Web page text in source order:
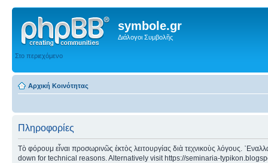
symbole.gr
Διάλογοι Συμβολῆς
Στο περιεχόμενο
Αρχική Κοινότητας
Πληροφορίες
Τὸ φόρουμ εἶναι προσωρινῶς ἐκτὸς λειτουργίας διὰ τεχνικοὺς λόγους.
down for technical reasons. Alternatively visit https://seminaria-